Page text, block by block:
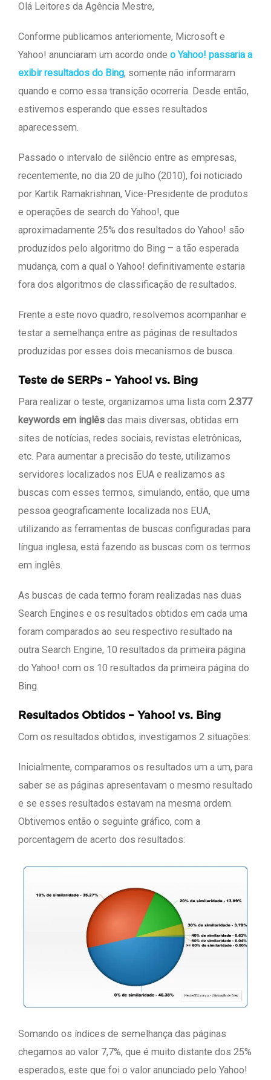
Olá Leitores da Agência Mestre,
Conforme publicamos anteriomente, Microsoft e
Yahoo! anunciaram um acordo onde o Yahoo! passaria a
exibir resultados do Bing, somente não informaram
quando e como essa transição ocorreria. Desde então,
estivemos esperando que esses resultados
aparecessem.
Passado o intervalo de silêncio entre as empresas,
recentemente, no dia 20 de julho (2010), foi noticiado
por Kartik Ramakrishnan, Vice-Presidente de produtos
e operações de search do Yahoo!, que
aproximadamente 25% dos resultados do Yahoo! são
produzidos pelo algoritmo do Bing – a tão esperada
mudança, com a qual o Yahoo! definitivamente estaria
fora dos algoritmos de classificação de resultados.
Frente a este novo quadro, resolvemos acompanhar e
testar a semelhança entre as páginas de resultados
produzidas por esses dois mecanismos de busca.
Teste de SERPs – Yahoo! vs. Bing
Para realizar o teste, organizamos uma lista com 2.377
keywords em inglês das mais diversas, obtidas em
sites de notícias, redes sociais, revistas eletrônicas,
etc. Para aumentar a precisão do teste, utilizamos
servidores localizados nos EUA e realizamos as
buscas com esses termos, simulando, então, que uma
pessoa geograficamente localizada nos EUA,
utilizando as ferramentas de buscas configuradas para
língua inglesa, está fazendo as buscas com os termos
em inglês.
As buscas de cada termo foram realizadas nas duas
Search Engines e os resultados obtidos em cada uma
foram comparados ao seu respectivo resultado na
outra Search Engine, 10 resultados da primeira página
do Yahoo! com os 10 resultados da primeira página do
Bing.
Resultados Obtidos – Yahoo! vs. Bing
Com os resultados obtidos, investigamos 2 situações:
Inicialmente, comparamos os resultados um a um, para
saber se as páginas apresentavam o mesmo resultado
e se esses resultados estavam na mesma ordem.
Obtivemos então o seguinte gráfico, com a
porcentagem de acerto dos resultados:
Somando os índices de semelhança das páginas
chegamos ao valor 7,7%, que é muito distante dos 25%
esperados, este que foi o valor anunciado pelo Yahoo!